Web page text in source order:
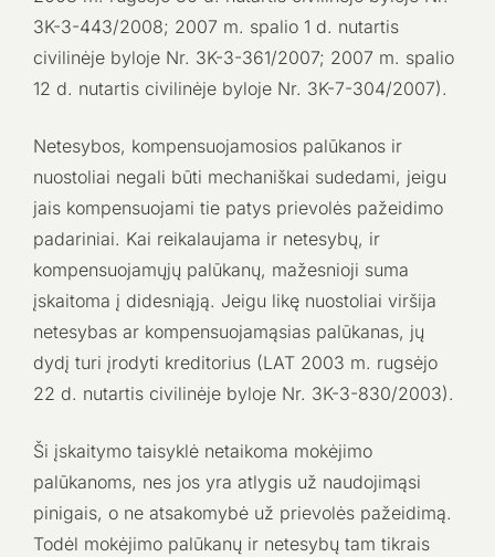
3K-3-443/2008; 2007 m. spalio 1 d. nutartis
civilinėje byloje Nr. 3K-3-361/2007; 2007 m. spalio
12 d. nutartis civilinėje byloje Nr. 3K-7-304/2007).
Netesybos, kompensuojamosios palūkanos ir
nuostoliai negali būti mechaniškai sudedami, jeigu
jais kompensuojami tie patys prievolės pažeidimo
padariniai. Kai reikalaujama ir netesybų, ir
kompensuojamųjų palūkanų, mažesnioji suma
įskaitoma į didesniąją. Jeigu likę nuostoliai viršija
netesybas ar kompensuojamąsias palūkanas, jų
dydį turi įrodyti kreditorius (LAT 2003 m. rugsėjo
22 d. nutartis civilinėje byloje Nr. 3K-3-830/2003).
Ši įskaitymo taisyklė netaikoma mokėjimo
palūkanoms, nes jos yra atlygis už naudojimąsi
pinigais, o ne atsakomybė už prievolės pažeidimą.
Todėl mokėjimo palūkanų ir netesybų tam tikrais